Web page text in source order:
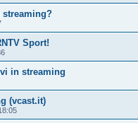
Sport!
in streaming
(vcast.it)